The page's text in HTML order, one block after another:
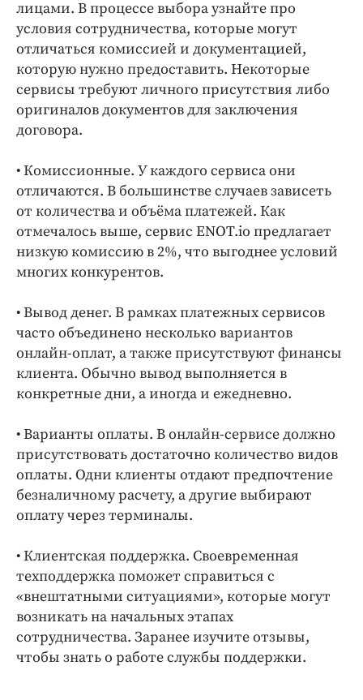
лицами. В процессе выбора узнайте про
условия сотрудничества, которые могут
отличаться комиссией и документацией,
которую нужно предоставить. Некоторые
сервисы требуют личного присутствия либо
оригиналов документов для заключения
договора.
• Комиссионные. У каждого сервиса они
отличаются. В большинстве случаев зависеть
от количества и объёма платежей. Как
отмечалось выше, сервис ENOT.io предлагает
низкую комиссию в 2%, что выгоднее условий
многих конкурентов.
• Вывод денег. В рамках платежных сервисов
часто объединено несколько вариантов
онлайн-оплат, а также присутствуют финансы
клиента. Обычно вывод выполняется в
конкретные дни, а иногда и ежедневно.
• Варианты оплаты. В онлайн-сервисе должно
присутствовать достаточно количество видов
оплаты. Одни клиенты отдают предпочтение
безналичному расчету, а другие выбирают
оплату через терминалы.
• Клиентская поддержка. Своевременная
техподдержка поможет справиться с
«внештатными ситуациями», которые могут
возникать на начальных этапах
сотрудничества. Заранее изучите отзывы,
чтобы знать о работе службы поддержки.